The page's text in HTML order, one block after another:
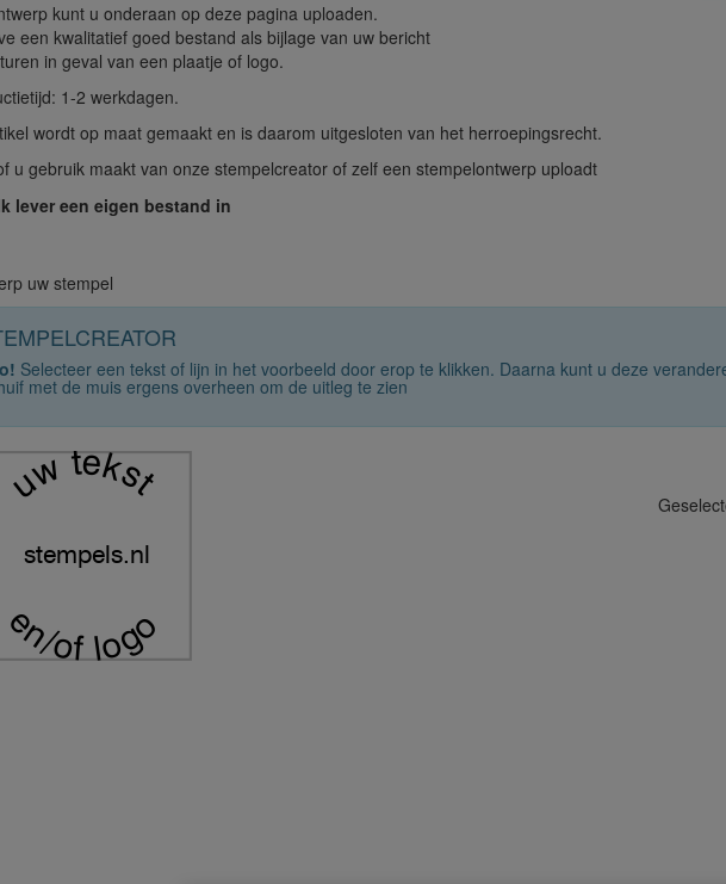
kunt u onderaan op deze pagina uploaden.
een kwalitatief goed bestand als bijlage van uw bericht
in geval van een plaatje of logo.
1-2 werkdagen.
wordt op maat gemaakt en is daarom uitgesloten van het herroepingsrecht.
u gebruik maakt van onze stempelcreator of zelf een stempelontwerp uploadt
lever een eigen bestand in
uw stempel
Selecteer een tekst of lijn in het voorbeeld door erop te klikken. Daarna kunt u deze
met de muis ergens overheen om de uitleg te zien
en/of logo
uw tekst
stempels.nl